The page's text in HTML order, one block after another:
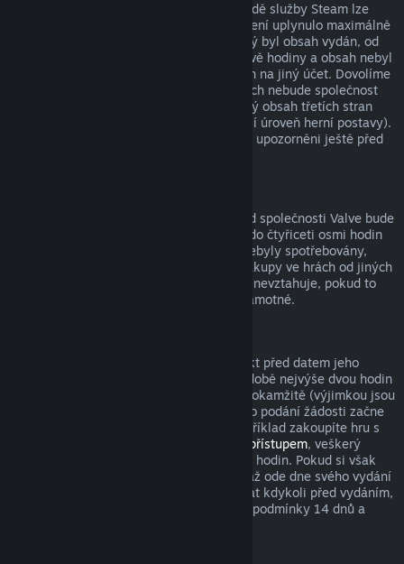
Za stáhnutelný obsah zakoupený v obchodě služby Steam lze
získat peníze zpět, pokud od jeho zakoupení uplynulo maximálně
čtrnáct dní, uživatel měl produkt, pro který byl obsah vydán, od
zakoupení obsahu spuštěný maximálně dvě hodiny a obsah nebyl
nijak spotřebován, změněn nebo převeden na jiný účet. Dovolíme
si upozornit na fakt, že v určitých případech nebude společnost
Valve schopna vrátit peníze za stáhnutelný obsah třetích stran
(například pokud obsah nenávratně navýší úroveň herní postavy).
Na tyto výjimky budou uživatelé výslovně upozorněni ještě před
Vrácení peněz za jakýkoli nákup ve hře od společnosti Valve bude
poskytnuto, pokud byla žádost odeslána do čtyřiceti osmi hodin
od provedení nákupu a položky nákupu nebyly spotřebovány,
změněny či převedeny na jiný účet. Na nákupy ve hrách od jiných
společností než od Valve se tato možnost nevztahuje, pokud to
není vysloveně uvedeno při nákupu hry samotné.
Když si ve službě Steam zakoupíte produkt před datem jeho
vydání, podmínka pro vrácení peněz v podobě nejvýše dvou hodin
strávených v tomto produktu začne platit okamžitě (výjimkou jsou
beta testování), zatímco 14denní lhůta pro podání žádosti začne
běžet až od data vydání. Když si tedy například zakoupíte hru s
prioritním přístupem, veškerý
odehraný čas bude počítán do limitu dvou hodin. Pokud si však
předobjednáte hru, která bude dostupná až ode dne svého vydání
(ne dříve), můžete o vrácení peněz zažádat kdykoli před vydáním,
přičemž s vydáním začnou platit klasické podmínky 14 dnů a